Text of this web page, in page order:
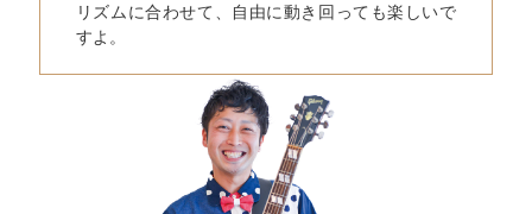
リズムに合わせて、自由に動き回っても楽しいで
すよ。